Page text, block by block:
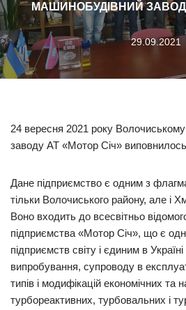
МАШИНОБУДІВНИЙ ЗАВОД
29.09.2021
24 вересня 2021 року
заводу АТ «Мотор Січ» виповнилось
Дане підприємство є одним з
тільки Волочиського району, але і
Воно входить до всесвітньо
підприємства «Мотор Січ», що є
підприємств світу і єдиним в
випробування, супроводу в
типів і модифікацій економічних та
турбореактивних, турбовальних і